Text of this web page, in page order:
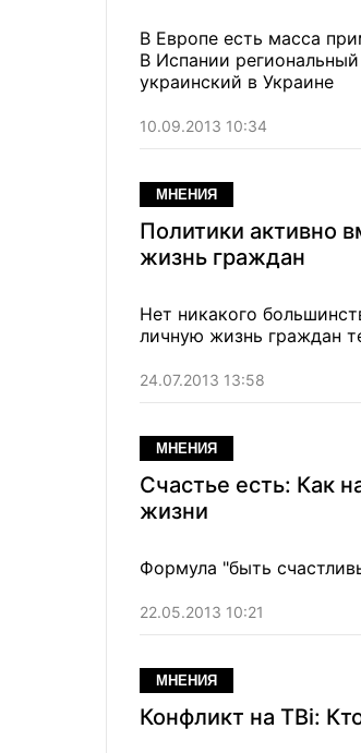
В Европе есть масса
В Испании
украинский в Украине
10.09.2013 10:34
МНЕНИЯ
Политики активно
жизнь граждан
Нет никакого большинства или
личную жизнь граждан
24.07.2013 13:58
МНЕНИЯ
Счастье есть: Как
жизни
Формула "быть
22.05.2013 10:21
МНЕНИЯ
Конфликт на ТВі: